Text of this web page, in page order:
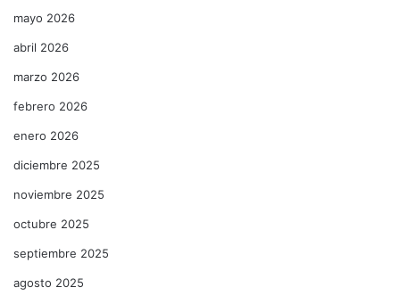
mayo 2026
abril 2026
marzo 2026
febrero 2026
enero 2026
diciembre 2025
noviembre 2025
octubre 2025
septiembre 2025
agosto 2025